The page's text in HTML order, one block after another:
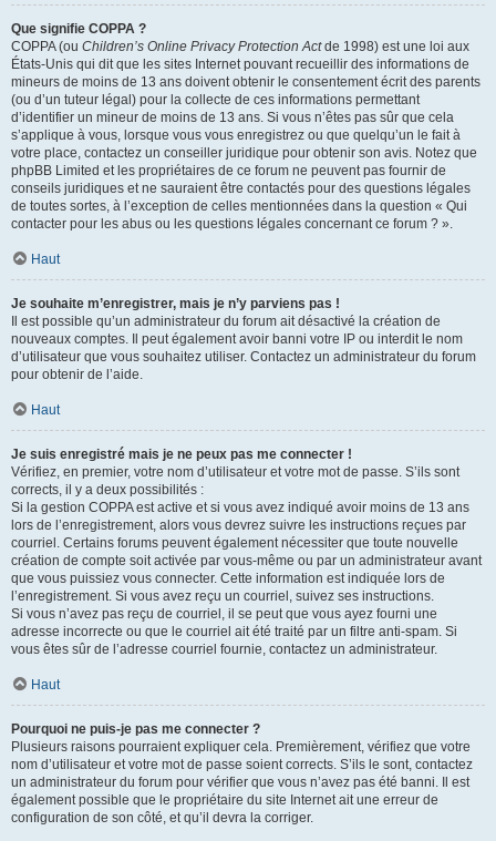
Que signifie COPPA ?
COPPA (ou Children’s Online Privacy Protection Actde 1998) est une loi aux
États-Unis qui dit que les sites Internet pouvant recueillir des informations de
mineurs de moins de 13 ans doivent obtenir le consentement écrit des parents
(ou d’un tuteur légal) pour la collecte de ces informations permettant
d’identifier un mineur de moins de 13 ans. Si vous n’êtes pas sûr que cela
s’applique à vous, lorsque vous vous enregistrez ou que quelqu’un le fait à
votre place, contactez un conseiller juridique pour obtenir son avis. Notez que
phpBB Limited et les propriétaires de ce forum ne peuvent pas fournir de
conseils juridiques et ne sauraient être contactés pour des questions légales
de toutes sortes, à l’exception de celles mentionnées dans la question « Qui
contacter pour les abus ou les questions légales concernant ce forum ? ».
Haut
Je souhaite m’enregistrer, mais je n’y parviens pas !
Il est possible qu’un administrateur du forum ait désactivé la création de
nouveaux comptes. Il peut également avoir banni votre IP ou interdit le nom
d’utilisateur que vous souhaitez utiliser. Contactez un administrateur du forum
pour obtenir de l’aide.
Haut
Je suis enregistré mais je ne peux pas me connecter !
Vérifiez, en premier, votre nom d’utilisateur et votre mot de passe. S’ils sont
corrects, il y a deux possibilités :
Si la gestion COPPA est active et si vous avez indiqué avoir moins de 13 ans
lors de l’enregistrement, alors vous devrez suivre les instructions reçues par
courriel. Certains forums peuvent également nécessiter que toute nouvelle
création de compte soit activée par vous-même ou par un administrateur avant
que vous puissiez vous connecter. Cette information est indiquée lors de
l’enregistrement. Si vous avez reçu un courriel, suivez ses instructions.
Si vous n’avez pas reçu de courriel, il se peut que vous ayez fourni une
adresse incorrecte ou que le courriel ait été traité par un filtre anti-spam. Si
vous êtes sûr de l’adresse courriel fournie, contactez un administrateur.
Haut
Pourquoi ne puis-je pas me connecter ?
Plusieurs raisons pourraient expliquer cela. Premièrement, vérifiez que votre
nom d’utilisateur et votre mot de passe soient corrects. S’ils le sont, contactez
un administrateur du forum pour vérifier que vous n’avez pas été banni. Il est
également possible que le propriétaire du site Internet ait une erreur de
configuration de son côté, et qu’il devra la corriger.